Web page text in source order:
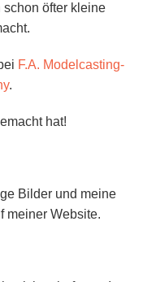
schon öfter kleine
F.A. Modelcasting-
.
hat!
Bilder und meine
meiner Website.